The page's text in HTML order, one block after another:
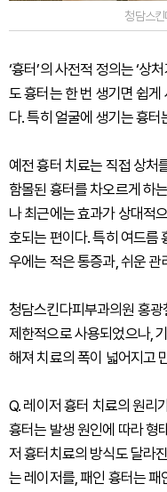
청담스
‘흉터’의 사전적 정의는 ‘상
도 흉터는 한 번 생기면 쉽
다. 특히 얼굴에 생기는 흉
예전 흉터 치료는 직접 상처
함몰된 흉터를 차오르게 하
나 최근에는 효과가 상대적
호되는 편이다. 특히 여드름
우에는 적은 통증과, 쉬운 관
청담스킨다피부과의원 홍
제한적으로 사용되었으나,
해져 치료의 폭이 넓어지고
Q. 레이저 흉터 치료의 원리
흉터는 발생 원인에 따라 형
저 흉터치료의 방식도 달라
는 레이저를, 패인 흉터는